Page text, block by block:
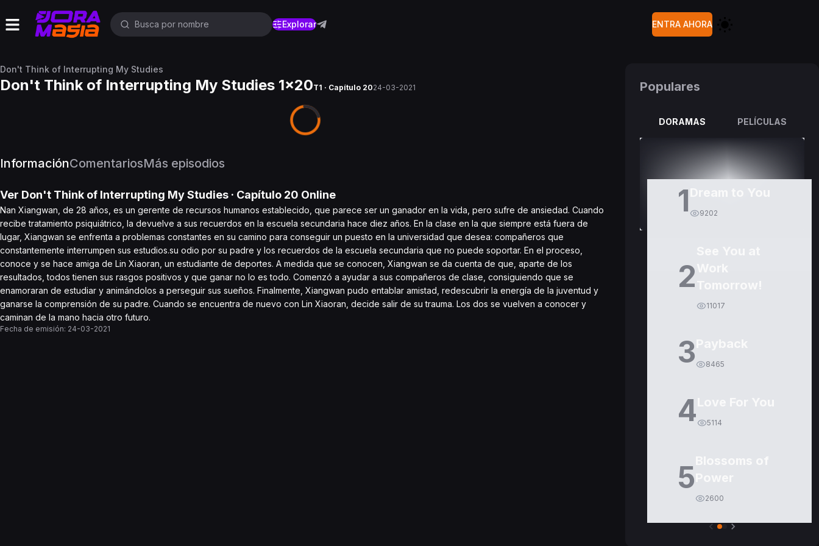
Explorar ENTRA AHORA
Don't Think of Interrupting My Studies
Don't Think of Interrupting My Studies 1x20T1 · Capítulo 2024-03-2021
InformaciónComentariosMás episodios
Ver Don't Think of Interrupting My Studies · Capítulo 20 Online
Nan Xiangwan, de 28 años, es un gerente de recursos humanos establecido, que parece ser un ganador en la vida, pero sufre de ansiedad. Cuando
recibe tratamiento psiquiátrico, la devuelve a sus recuerdos en la escuela secundaria hace diez años. En la clase en la que siempre está fuera de
lugar, Xiangwan se enfrenta a problemas constantes en su camino para conseguir un puesto en la universidad que desea: compañeros que
constantemente interrumpen sus estudios.su odio por su padre y los recuerdos de la escuela secundaria que no puede soportar. En el proceso,
conoce y se hace amiga de Lin Xiaoran, un estudiante de deportes. A medida que se conocen, Xiangwan se da cuenta de que, aparte de los
resultados, todos tienen sus rasgos positivos y que ganar no lo es todo. Comenzó a ayudar a sus compañeros de clase, consiguiendo que se
enamoraran de estudiar y animándolos a perseguir sus sueños. Finalmente, Xiangwan pudo entablar amistad, redescubrir la energía de la juventud y
ganarse la comprensión de su padre. Cuando se encuentra de nuevo con Lin Xiaoran, decide salir de su trauma. Los dos se vuelven a conocer y
caminan de la mano hacia otro futuro.
Fecha de emisión: 24-03-2021
Populares
DORAMAS PELÍCULAS
1 9202
2
11017
3 8465
4 5114
5
2600